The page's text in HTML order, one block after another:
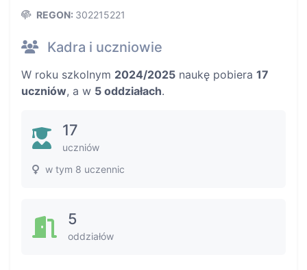
REGON: 302215221
Kadra i uczniowie
W roku szkolnym 2024/2025 naukę pobiera 17
uczniów, a w 5 oddziałach.
17
uczniów
w tym 8 uczennic
5
oddziałów